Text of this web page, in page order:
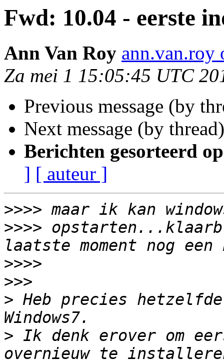
Fwd: 10.04 - eerste
Ann Van Roy ann.van.roy
Za mei 1 15:05:45 UTC
Previous message (by
Next message (by
Berichten gesorteerd
] [ auteur ]
>>>>
>>>>
>>>>
>>>
> Heb precies
> Ik denk erover om